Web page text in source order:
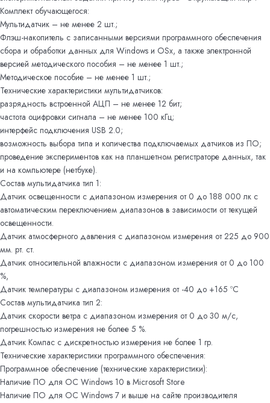
Комплект обучающегося:
Мультидатчик – не менее 2 шт.;
Флэш-накопитель с записанными версиями программного обеспечения
сбора и обработки данных для Windows и OSx, а также электронной
версией методического пособия – не менее 1 шт.;
Методическое пособие – не менее 1 шт.;
Технические характеристики мультидатчиков:
разрядность встроенной АЦП – не менее 12 бит;
частота оцифровки сигнала – не менее 100 кГц;
интерфейс подключения USB 2.0;
возможность выбора типа и количества подключаемых датчиков из ПО;
проведение экспериментов как на планшетном регистраторе данных, так
и на компьютере (нетбуке).
Состав мультидатчика тип 1:
Датчик освещенности с диапазоном измерения от 0 до 188 000 лк с
автоматическим переключением диапазонов в зависимости от текущей
освещенности.
Датчик атмосферного давления с диапазоном измерения от 225 до 900
мм. рт. ст.
Датчик относительной влажности с диапазоном измерения от 0 до 100
%,
Датчик температуры с диапазоном измерения от -40 до +165 ºС
Состав мультидатчика тип 2:
Датчик скорости ветра с диапазоном измерения от 0 до 30 м/с,
погрешностью измерения не более 5 %.
Датчик Компас с дискретностью измерения не более 1 гр.
Технические характеристики программного обеспечения:
Программное обеспечение (технические характеристики):
Наличие ПО для ОС Windows 10 в Microsoft Store
Наличие ПО для ОС Windows 7 и выше на сайте производителя